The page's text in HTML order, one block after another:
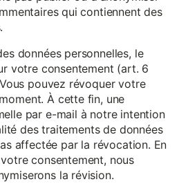
qui contiennent des
données personnelles, le
votre consentement (art. 6
pouvez révoquer votre
À cette fin, une
par e-mail à notre intention
des traitements de données
affectée par la révocation. En
consentement, nous
la révision.